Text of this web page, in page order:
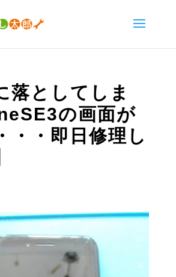
落としてしま
の画面が
・・即日修理し